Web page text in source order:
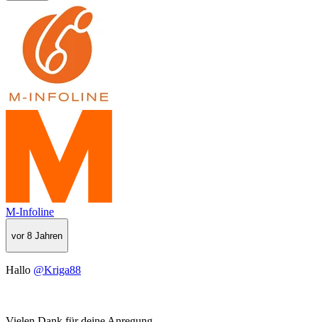
M-Infoline
vor 8 Jahren
Hallo @Kriga88